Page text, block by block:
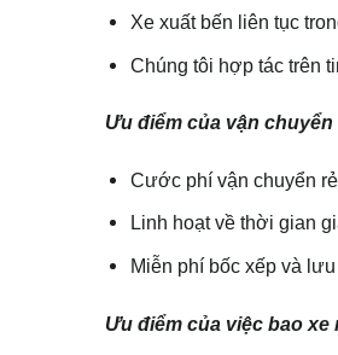
Xe xuất bến liên tục
Chúng tôi hợp tác trên
Ưu điểm của vận
Cước phí vận chuyển
Linh hoạt về thời gian
Miễn phí bốc xếp và
Ưu điểm của việc bao